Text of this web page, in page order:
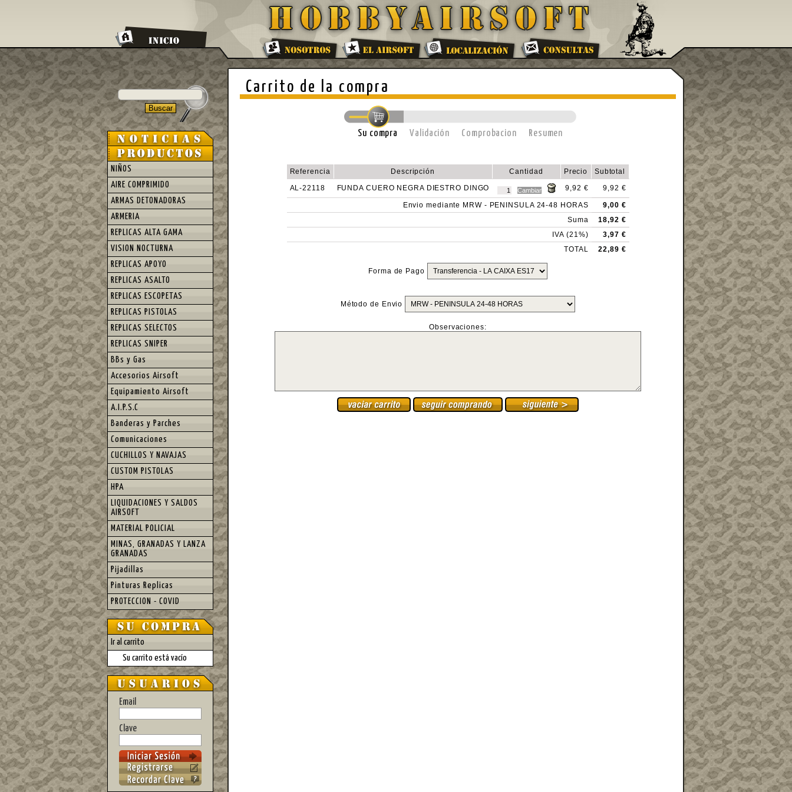
Carrito de la compra
Su compra Validación Comprobacion Resumen
Referencia Descripción Cantidad Precio
Subtotal
AL-22118
FUNDA CUERO NEGRA DIESTRO DINGO 9,92 € 9,92 €
Envio mediante MRW - PENINSULA 24-48 HORAS
9,00 €
Suma
18,92 €
IVA (21%)
3,97 €
TOTAL
22,89 €
Forma de Pago
Método de Envio
Observaciones:
NIÑOS
AIRE COMPRIMIDO
ARMAS DETONADORAS
ARMERIA
REPLICAS ALTA GAMA
VISION NOCTURNA
REPLICAS APOYO
REPLICAS ASALTO
REPLICAS ESCOPETAS
REPLICAS PISTOLAS
REPLICAS SELECTOS
REPLICAS SNIPER
BBs y Gas
Accesorios Airsoft
Equipamiento Airsoft
A.I.P.S.C
Banderas y Parches
Comunicaciones
CUCHILLOS Y NAVAJAS
CUSTOM PISTOLAS
HPA
LIQUIDACIONES Y SALDOS
AIRSOFT
MATERIAL POLICIAL
MINAS, GRANADAS Y LANZA
GRANADAS
Pijadillas
Pinturas Replicas
PROTECCION - COVID
Ir al carrito
Su carrito está vacío
Email
Clave